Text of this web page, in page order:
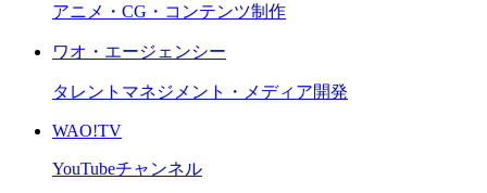
アニメ・CG・コンテンツ制作
ワオ・エージェンシー
タレントマネジメント・メディア開発
WAO!TV
YouTubeチャンネル